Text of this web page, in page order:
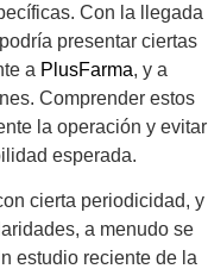
Con la llegada
presentar ciertas
a PlusFarma, y a
Comprender estos
la operación y evitar
esperada.
cierta periodicidad, y
a menudo se
estudio reciente de la